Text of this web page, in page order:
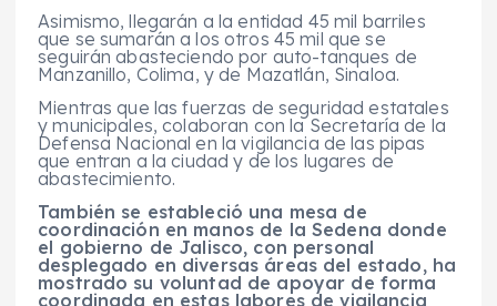
Asimismo, llegarán a la entidad 45 mil barriles
que se sumarán a los otros 45 mil que se
seguirán abasteciendo por auto-tanques de
Manzanillo, Colima, y de Mazatlán, Sinaloa.
Mientras que las fuerzas de seguridad estatales
y municipales, colaboran con la Secretaría de la
Defensa Nacional en la vigilancia de las pipas
que entran a la ciudad y de los lugares de
abastecimiento.
También se estableció una mesa de
coordinación en manos de la Sedena donde
el gobierno de Jalisco, con personal
desplegado en diversas áreas del estado, ha
mostrado su voluntad de apoyar de forma
coordinada en estas labores de vigilancia